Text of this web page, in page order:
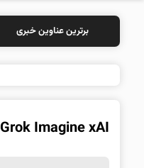
برترین عناوین خبری
Grok Imagine xAI: ایلان ماسک با ویدئوهای احساسی هوش مصنوعی جهان را شوکه کرد!